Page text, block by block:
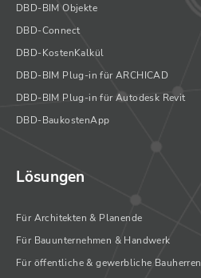
DBD-BIM Objekte
DBD-Connect
DBD-KostenKalkül
DBD-BIM Plug-in für ARCHICAD
DBD-BIM Plug-in für Autodesk Revit
DBD-BaukostenApp
Lösungen
Für Architekten & Planende
Für Bauunternehmen & Handwerk
Für öffentliche & gewerbliche Bauherren